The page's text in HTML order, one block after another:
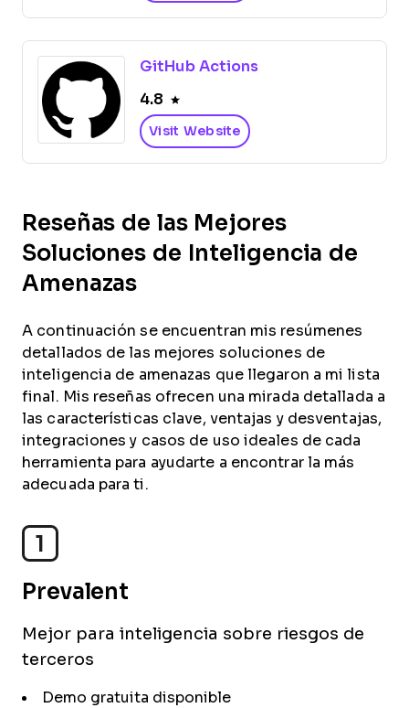
GitHub Actions
4.8
Visit Website
Reseñas de las Mejores
Soluciones de Inteligencia de
Amenazas
A continuación se encuentran mis resúmenes
detallados de las mejores soluciones de
inteligencia de amenazas que llegaron a mi lista
final. Mis reseñas ofrecen una mirada detallada a
las características clave, ventajas y desventajas,
integraciones y casos de uso ideales de cada
herramienta para ayudarte a encontrar la más
adecuada para ti.
1
Prevalent
Mejor para inteligencia sobre riesgos de
terceros
Demo gratuita disponible